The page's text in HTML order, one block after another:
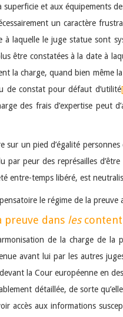
et aux équipements
un caractère
laquelle le juge statue sont
être constatées à la date à
la charge, quand bien
de constat pour défaut d’utilité
des frais d’expertise peut
sur un pied d’égalité
par peur des représailles
entre-temps libéré, est
le régime de la
preuve dans les
de la charge de la
avant lui par les autres
la Cour européenne en
détaillée, de sorte
accès aux informations